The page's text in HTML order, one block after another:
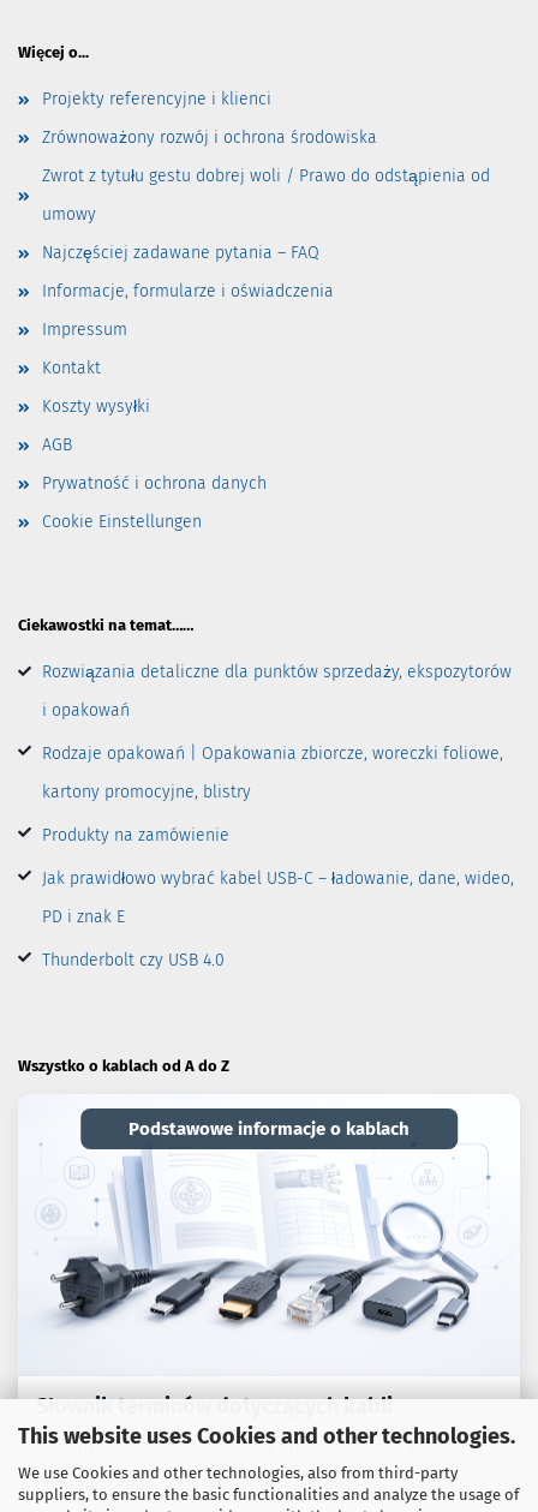
This website uses Cookies and other technologies.
We use Cookies and other technologies, also from third-party
suppliers, to ensure the basic functionalities and analyze the usage of
Więcej o...
Projekty referencyjne i klienci
Zrównoważony rozwój i ochrona środowiska
Zwrot z tytułu gestu dobrej woli / Prawo do odstąpienia od
umowy
Najczęściej zadawane pytania – FAQ
Informacje, formularze i oświadczenia
Impressum
Kontakt
Koszty wysyłki
AGB
Prywatność i ochrona danych
Cookie Einstellungen
Ciekawostki na temat……
Rozwiązania detaliczne dla punktów sprzedaży, ekspozytorów
i opakowań
Rodzaje opakowań | Opakowania zbiorcze, woreczki foliowe,
kartony promocyjne, blistry
Produkty na zamówienie
Jak prawidłowo wybrać kabel USB-C – ładowanie, dane, wideo,
PD i znak E
Thunderbolt czy USB 4.0
Wszystko o kablach od A do Z
Podstawowe informacje o kablach
Słownik terminów dotyczących kabli
Terminy specjalistyczne, normy i praktyczne wskazówki
dotyczące kabli, adapterów i techniki łączenia.